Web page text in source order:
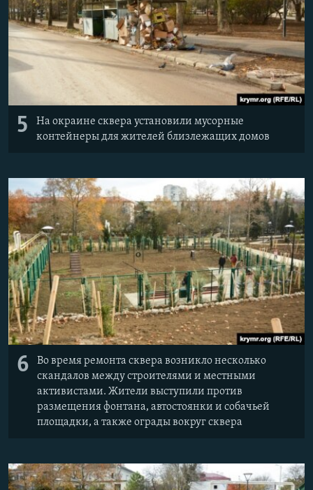
5
На окраине сквера установили мусорные
контейнеры для жителей близлежащих домов
6
Во время ремонта сквера возникло несколько
скандалов между строителями и местными
активистами. Жители выступили против
размещения фонтана, автостоянки и собачьей
площадки, а также ограды вокруг сквера